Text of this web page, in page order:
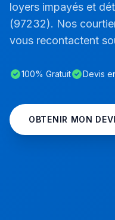
loyers impayés et
(97232). Nos
vous recontactent
100% Gratuit Devis
OBTENIR MON